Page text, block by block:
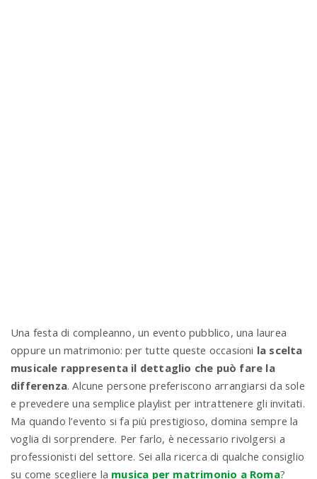
Una festa di compleanno, un evento pubblico, una laurea
oppure un matrimonio: per tutte queste occasioni la scelta
musicale rappresenta il dettaglio che può fare la
differenza. Alcune persone preferiscono arrangiarsi da sole
e prevedere una semplice playlist per intrattenere gli invitati.
Ma quando l’evento si fa più prestigioso, domina sempre la
voglia di sorprendere. Per farlo, è necessario rivolgersi a
professionisti del settore. Sei alla ricerca di qualche consiglio
su come scegliere la musica per matrimonio a Roma?